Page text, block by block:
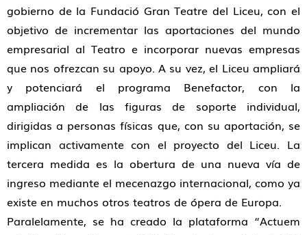
gobierno de la Fundació Gran Teatre del Liceu, con el
objetivo de incrementar las aportaciones del mundo
empresarial al Teatro e incorporar nuevas empresas
que nos ofrezcan su apoyo. A su vez, el Liceu ampliará
y potenciará el programa Benefactor, con la
ampliación de las figuras de soporte individual,
dirigidas a personas físicas que, con su aportación, se
implican activamente con el proyecto del Liceu. La
tercera medida es la obertura de una nueva vía de
ingreso mediante el mecenazgo internacional, como ya
existe en muchos otros teatros de ópera de Europa.
Paralelamente, se ha creado la plataforma “Actuem